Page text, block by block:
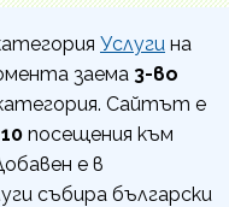
Услуги на
заема 3-во
Сайтът е
10 посещения към
е в
събира български